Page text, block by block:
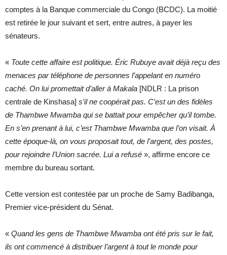
comptes à la Banque commerciale du Congo (BCDC). La moitié
est retirée le jour suivant et sert, entre autres, à payer les
sénateurs.
« Toute cette affaire est politique. Éric Rubuye avait déjà reçu des
menaces par téléphone de personnes l’appelant en numéro
caché. On lui promettait d’aller à Makala [NDLR : La prison
centrale de Kinshasa] s’il ne coopérait pas. C’est un des fidèles
de Thambwe Mwamba qui se battait pour empêcher qu’il tombe.
En s’en prenant à lui, c’est Thambwe Mwamba que l’on visait. À
cette époque-là, on vous proposait tout, de l’argent, des postes,
pour rejoindre l’Union sacrée. Lui a refusé », affirme encore ce
membre du bureau sortant.
Cette version est contestée par un proche de Samy Badibanga,
Premier vice-président du Sénat.
« Quand les gens de Thambwe Mwamba ont été pris sur le fait,
ils ont commencé à distribuer l’argent à tout le monde pour